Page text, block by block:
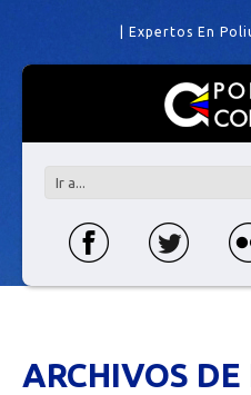
| Expertos En
ARCHIVOS